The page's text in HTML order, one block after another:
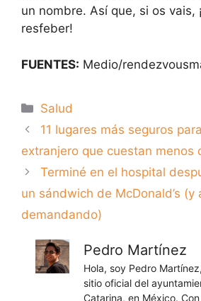
un nombre. Así que, si os vais,
resfeber!
FUENTES: Medio/
Categorías
Salud
11 lugares más seguros
extranjero que cuestan menos
Terminé en el hospital
un sándwich de McDonald’s (y
demandando)
Pedro Martínez
Hola, soy Pedro
sitio oficial del
Catarina, en México.